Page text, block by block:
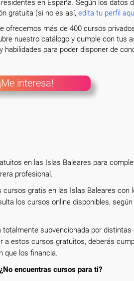
en España. Según los datos
gratuita (si no es así, edita tu perfil
ofrecemos más de 400 cursos
nuestro catálogo y cumple con tus
habilidades para poder disponer de
interesa!
en las Islas Baleares para
profesional.
cursos gratis en las Islas Baleares con
los cursos online disponibles,
subvencionada por
a estos cursos gratuitos, deberás
que los financia.
encuentras cursos para ti?